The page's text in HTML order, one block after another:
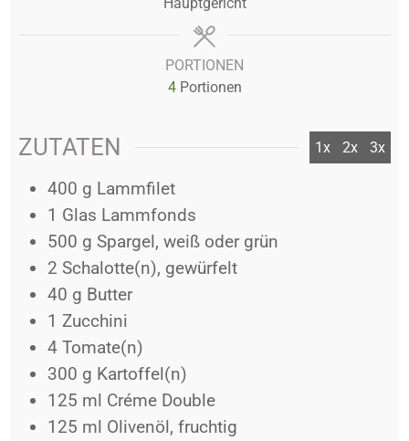
PORTIONEN
4 Portionen
ZUTATEN 1x 2x 3x
400 g Lammfilet
1 Glas Lammfonds
500 g Spargel, weiß oder grün
2 Schalotte(n), gewürfelt
40 g Butter
1 Zucchini
4 Tomate(n)
300 g Kartoffel(n)
125 ml Créme Double
125 ml Olivenöl, fruchtig